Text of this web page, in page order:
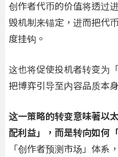
创作者代币的价值将透过
毁机制来锚定，进而把代
度挂钩。
这也将促使投机者转变为
把博弈引导至内容品质本
这一策略的转变意味著以
配利益」，而是转向如何
「创作者预测市场」体系